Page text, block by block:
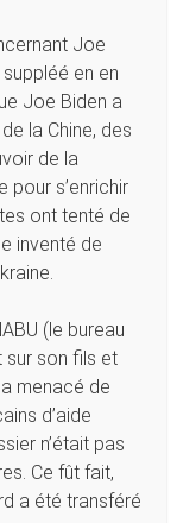
Joe
en en
Joe Biden a
la Chine, des
de la
pour s’enrichir
ont tenté de
inventé de
(le bureau
sur son fils et
menacé de
d’aide
n’était pas
Ce fût fait,
a été transféré